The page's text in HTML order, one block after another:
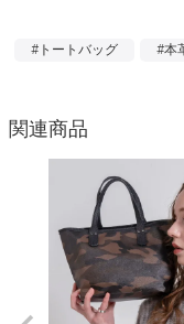
HAYNI自慢の本革が際
ダークグレー×ブラッ
以外のカラーはややツ
【内装生地まで抜かり
ハリがあって光沢感の
やすいです。
#トートバッグ #本
関連商品